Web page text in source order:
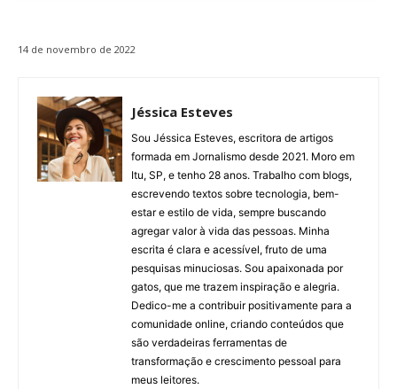
14 de novembro de 2022
Jéssica Esteves
Sou Jéssica Esteves, escritora de artigos
formada em Jornalismo desde 2021. Moro em
Itu, SP, e tenho 28 anos. Trabalho com blogs,
escrevendo textos sobre tecnologia, bem-
estar e estilo de vida, sempre buscando
agregar valor à vida das pessoas. Minha
escrita é clara e acessível, fruto de uma
pesquisas minuciosas. Sou apaixonada por
gatos, que me trazem inspiração e alegria.
Dedico-me a contribuir positivamente para a
comunidade online, criando conteúdos que
são verdadeiras ferramentas de
transformação e crescimento pessoal para
meus leitores.